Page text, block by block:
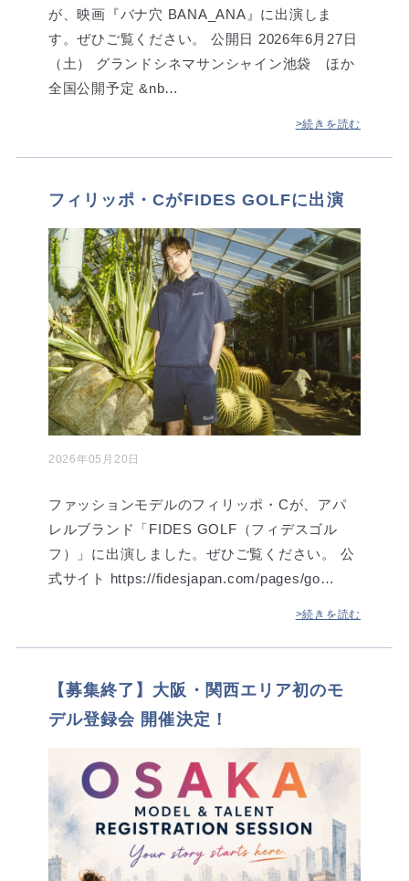
が、映画『バナ穴 BANA_ANA』に出演しま
す。ぜひご覧ください。 公開日 2026年6月27日
（土） グランドシネマサンシャイン池袋 ほか
全国公開予定 &nb…
>続きを読む
フィリッポ・CがFIDES GOLFに出演
2026年05月20日
ファッションモデルのフィリッポ・Cが、アパ
レルブランド「FIDES GOLF（フィデスゴル
フ）」に出演しました。ぜひご覧ください。 公
式サイト https://fidesjapan.com/pages/go…
>続きを読む
【募集終了】大阪・関西エリア初のモ
デル登録会 開催決定！